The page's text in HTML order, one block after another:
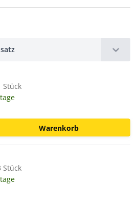
Stück
Warenkorb
Stück